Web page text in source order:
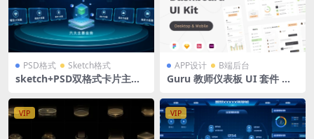
PSD格式 Sketch格式
sketch+PSD双格式卡片主视
APP设计 B端后台
Guru 教师仪表板 UI 套件 清
VIP VIP